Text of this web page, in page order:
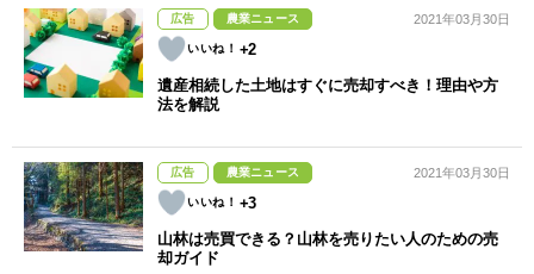
広告 農業ニュース
+2
2021年03月30日
遺産相続した土地はすぐに売却すべき！理由や方
法を解説
広告 農業ニュース
+3
2021年03月30日
山林は売買できる？山林を売りたい人のための売
却ガイド